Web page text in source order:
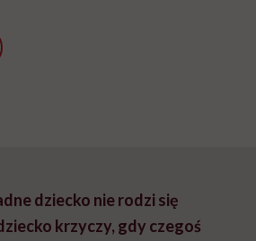
dziecko nie rodzi się
krzyczy, gdy czegoś